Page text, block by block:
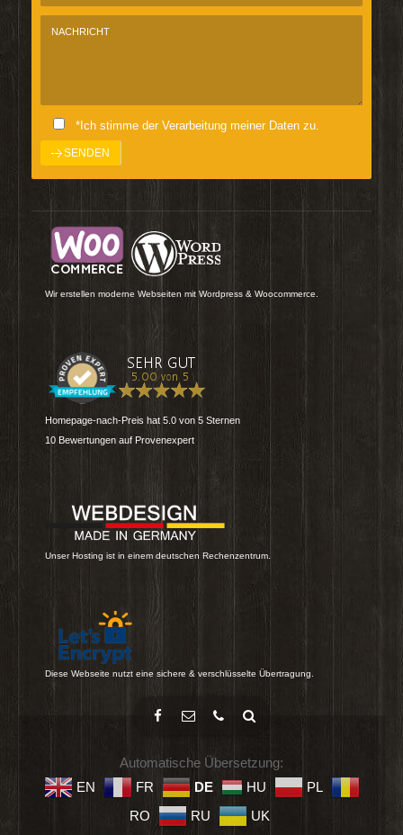
*Ich stimme der Verarbeitung meiner Daten zu.
Wir erstellen moderne Webseiten mit Wordpress & Woocommerce.
Homepage-nach-Preis hat 5.0 von 5 Sternen
10 Bewertungen auf Provenexpert
Unser Hosting ist in einem deutschen Rechenzentrum.
Diese Webseite nutzt eine sichere & verschlüsselte Übertragung.
Automatische Übersetzung:
EN
FR DE HU
PL
RO
RU UK